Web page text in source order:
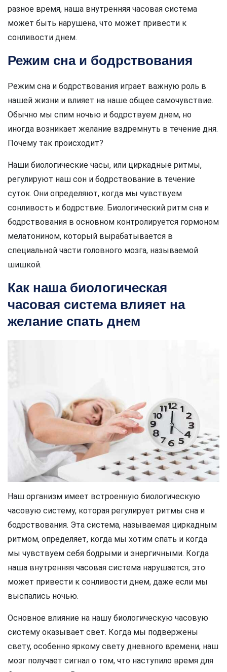
разное время, наша внутренняя часовая система
может быть нарушена, что может привести к
сонливости днем.
Режим сна и бодрствования
Режим сна и бодрствования играет важную роль в
нашей жизни и влияет на наше общее самочувствие.
Обычно мы спим ночью и бодрствуем днем, но
иногда возникает желание вздремнуть в течение дня.
Почему так происходит?
Наши биологические часы, или циркадные ритмы,
регулируют наш сон и бодрствование в течение
суток. Они определяют, когда мы чувствуем
сонливость и бодрствие. Биологический ритм сна и
бодрствования в основном контролируется гормоном
мелатонином, который вырабатывается в
специальной части головного мозга, называемой
шишкой.
Как наша биологическая
часовая система влияет на
желание спать днем
Наш организм имеет встроенную биологическую
часовую систему, которая регулирует ритмы сна и
бодрствования. Эта система, называемая циркадным
ритмом, определяет, когда мы хотим спать и когда
мы чувствуем себя бодрыми и энергичными. Когда
наша внутренняя часовая система нарушается, это
может привести к сонливости днем, даже если мы
выспались ночью.
Основное влияние на нашу биологическую часовую
систему оказывает свет. Когда мы подвержены
свету, особенно яркому свету дневного времени, наш
мозг получает сигнал о том, что наступило время для